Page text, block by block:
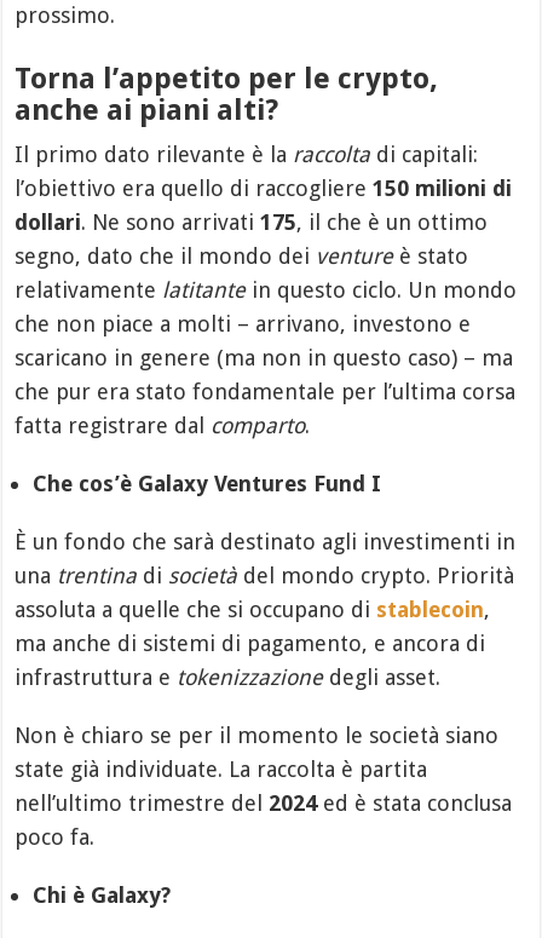
prossimo.
Torna l’appetito per le crypto,
anche ai piani alti?
Il primo dato rilevante è la raccolta di capitali:
l’obiettivo era quello di raccogliere150 milioni di
dollari. Ne sono arrivati175, il che è un ottimo
segno, dato che il mondo dei ventureè stato
relativamente latitantein questo ciclo. Un mondo
che non piace a molti – arrivano, investono e
scaricano in genere (ma non in questo caso) – ma
che pur era stato fondamentale per l’ultima corsa
fatta registrare dal comparto.
Che cos’è Galaxy Ventures Fund I
È un fondo che sarà destinato agli investimenti in
una trentina di società del mondo crypto. Priorità
assoluta a quelle che si occupano di stablecoin,
ma anche di sistemi di pagamento, e ancora di
infrastruttura e tokenizzazionedegli asset.
Non è chiaro se per il momento le società siano
state già individuate. La raccolta è partita
nell’ultimo trimestre del 2024ed è stata conclusa
poco fa.
Chi è Galaxy?